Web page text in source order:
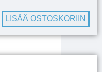
LISÄÄ OSTOSKORIIN